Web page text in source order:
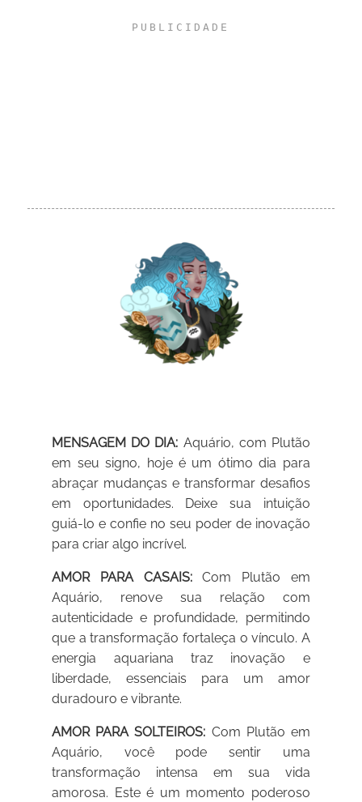
MENSAGEM DO DIA: Aquário, com Plutão
em seu signo, hoje é um ótimo dia para
abraçar mudanças e transformar desafios
em oportunidades. Deixe sua intuição
guiá-lo e confie no seu poder de inovação
para criar algo incrível.
AMOR PARA CASAIS:Com Plutão em
Aquário, renove sua relação com
autenticidade e profundidade, permitindo
que a transformação fortaleça o vínculo. A
energia aquariana traz inovação e
liberdade, essenciais para um amor
duradouro e vibrante.
AMOR PARA SOLTEIROS: Com Plutão em
Aquário, você pode sentir uma
transformação intensa em sua vida
amorosa. Este é um momento poderoso